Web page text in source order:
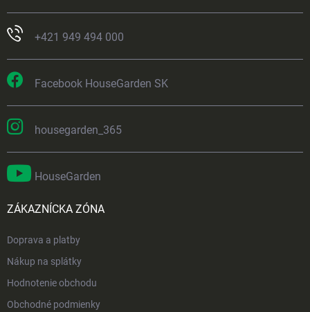
+421 949 494 000
Facebook HouseGarden SK
housegarden_365
HouseGarden
ZÁKAZNÍCKA ZÓNA
Doprava a platby
Nákup na splátky
Hodnotenie obchodu
Obchodné podmienky